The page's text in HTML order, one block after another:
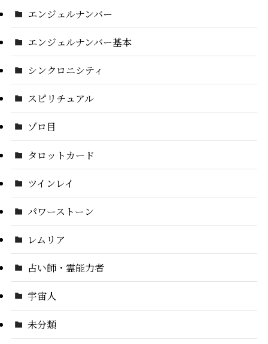
エンジェルナンバー
エンジェルナンバー基本
シンクロニシティ
スピリチュアル
ゾロ目
タロットカード
ツインレイ
パワーストーン
レムリア
占い師・霊能力者
宇宙人
未分類